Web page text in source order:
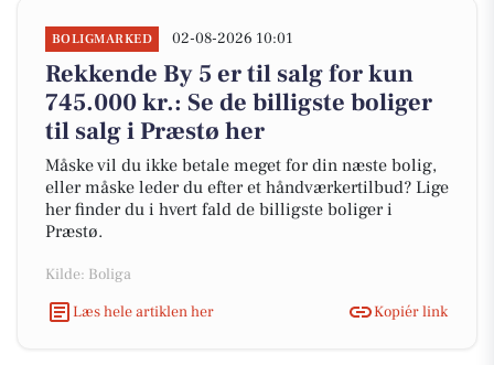
BOLIGMARKED 02-08-2026 10:01
Rekkende By 5 er til salg for kun
745.000 kr.: Se de billigste boliger
til salg i Præstø her
Måske vil du ikke betale meget for din næste bolig,
eller måske leder du efter et håndværkertilbud? Lige
her finder du i hvert fald de billigste boliger i
Præstø.
Kilde: Boliga
Læs hele artiklen her
Kopiér link